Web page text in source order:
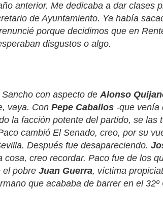
anterior. Me dedicaba a dar clases
de Ayuntamiento. Ya había
porque decidimos que en
disgustos o algo.
con aspecto deAlonso
vaya. Con Pepe Caballos -que venía
la facción potente del partido, se las
cambió El Senado, creo, por su
Después fue desapareciendo.
cosa, creo recordar. Paco fue de los
el pobre Juan Guerra, víctima
que acababa de barrer en el